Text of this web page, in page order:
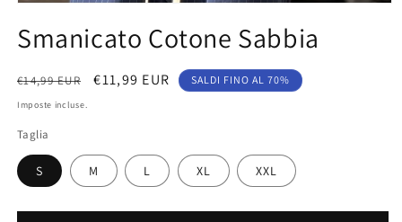
multimediali
1
finestra
modale
Smanicato Cotone Sabbia
Prezzo
di
€14,99 EUR
Prezzo
€11,99 EUR SALDI FINO AL 70%
Imposte incluse.
Taglia
S M L XL XXL